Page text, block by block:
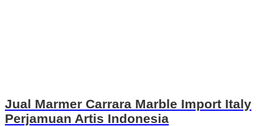
Jual Marmer Carrara Marble Import Italy
Perjamuan Artis Indonesia